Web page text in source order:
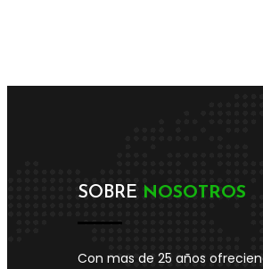
SOBRE NOSOTROS
Con mas de 25 años